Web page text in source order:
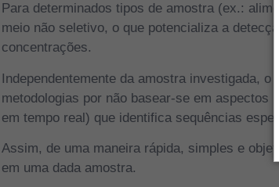
Para determinados tipos de amostra (ex.:
meio não seletivo, o que potencializa a
concentrações.
Independentemente da amostra investigada, o
metodologias por não basear-se em aspectos
em tempo real) que identifica sequências
Assim, de uma maneira rápida, simples e
em uma dada amostra.